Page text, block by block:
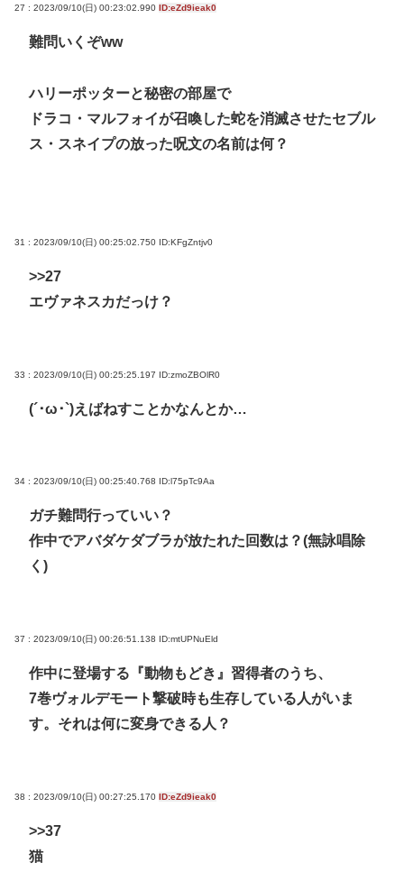
27 : 2023/09/10(日) 00:23:02.990 ID:eZd9ieak0
難問いくぞww
ハリーポッターと秘密の部屋で
ドラコ・マルフォイが召喚した蛇を消滅させたセブル
ス・スネイプの放った呪文の名前は何？
31 : 2023/09/10(日) 00:25:02.750 ID:KFgZntjv0
>>27
エヴァネスカだっけ？
33 : 2023/09/10(日) 00:25:25.197 ID:zmoZBOlR0
(´･ω･`)えばねすことかなんとか…
34 : 2023/09/10(日) 00:25:40.768 ID:l75pTc9Aa
ガチ難問行っていい？
作中でアバダケダブラが放たれた回数は？(無詠唱除
く)
37 : 2023/09/10(日) 00:26:51.138 ID:mtUPNuEld
作中に登場する『動物もどき』習得者のうち、
7巻ヴォルデモート撃破時も生存している人がいま
す。それは何に変身できる人？
38 : 2023/09/10(日) 00:27:25.170 ID:eZd9ieak0
>>37
猫